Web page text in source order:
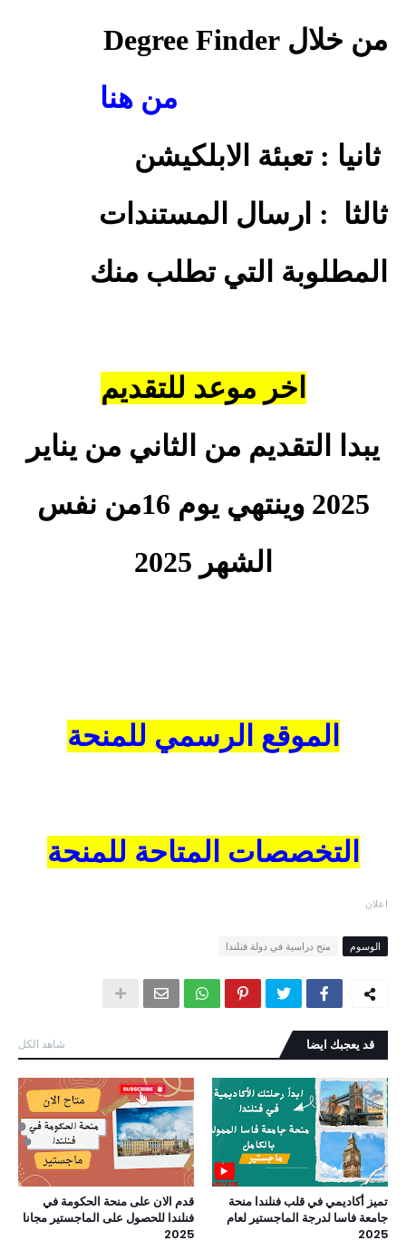
من خلال Degree Finder
من هنا
ثانيا : تعبئة الابلكيشن
ثالثا
: ارسال المستندات
المطلوبة التي تطلب منك
اخر موعد للتقديم
يبدا التقديم من الثاني من يناير
2025 وينتهي يوم 16من نفس
الشهر 2025
الموقع الرسمي للمنحة
التخصصات المتاحة للمنحة
اعلان
الوسوم منح دراسية في دولة فنلندا
قد يعجبك ايضا شاهد الكل
تميز أكاديمي في قلب فنلندا منحة
جامعة فاسا لدرجة الماجستير لعام
2025
قدم الان على منحة الحكومة في
فنلندا للحصول على الماجستير مجانا
2025